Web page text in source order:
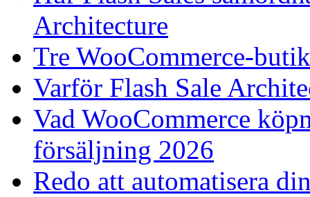
Architecture
Tre WooCommerce-
Varför Flash Sale
Vad WooCommerce
försäljning 2026
Redo att automatisera